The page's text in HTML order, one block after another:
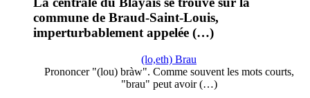
commune de Braud-Saint-Louis,
imperturbablement appelée (…)
(lo,eth) Brau
Prononcer "(lou) bràw". Comme souvent les mots courts,
"brau" peut avoir (…)